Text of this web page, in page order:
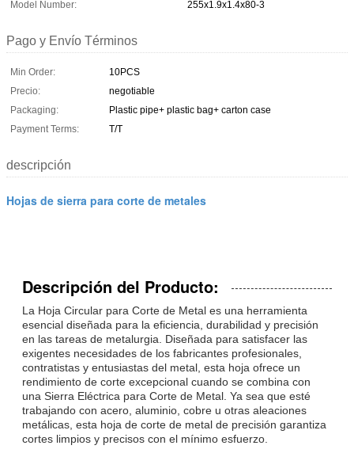
Model Number:
255x1.9x1.4x80-3
Pago y Envío Términos
Min Order:
10PCS
Precio:
negotiable
Packaging:
Plastic pipe+ plastic bag+ carton case
Payment Terms:
T/T
descripción
Hojas de sierra para corte de metales
Descripción del Producto:
La Hoja Circular para Corte de Metal es una herramienta
esencial diseñada para la eficiencia, durabilidad y precisión
en las tareas de metalurgia. Diseñada para satisfacer las
exigentes necesidades de los fabricantes profesionales,
contratistas y entusiastas del metal, esta hoja ofrece un
rendimiento de corte excepcional cuando se combina con
una Sierra Eléctrica para Corte de Metal. Ya sea que esté
trabajando con acero, aluminio, cobre u otras aleaciones
metálicas, esta hoja de corte de metal de precisión garantiza
cortes limpios y precisos con el mínimo esfuerzo.